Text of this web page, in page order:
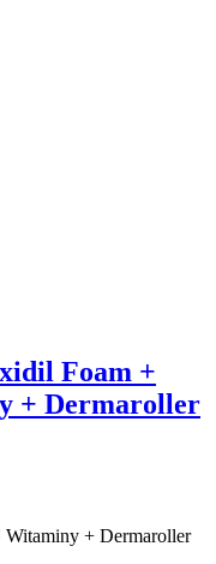
Foam +
+ Dermaroller
+ Dermaroller